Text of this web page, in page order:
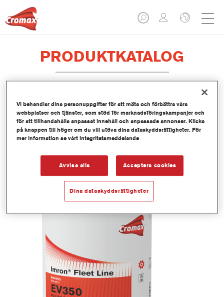
PRODUKTKATALOG
EV350 Imron® Fleet Line Industry
PUR Matt Binder
Artikelnummer EV350 3.50 LI
Mer information
Vi behandlar dina personuppgifter för att mäta och förbättra våra
webbplatser och tjänster, som stöd för marknadsföringskampanjer och
för att tillhandahålla anpassat innehåll och anpassade annonser. Klicka
på knappen till höger om du vill utöva dina dataskyddsrättigheter. För
mer information se vårt integritetsmeddelande
Avvisa alla Acceptera cookies
Dina dataskyddsrättigheter